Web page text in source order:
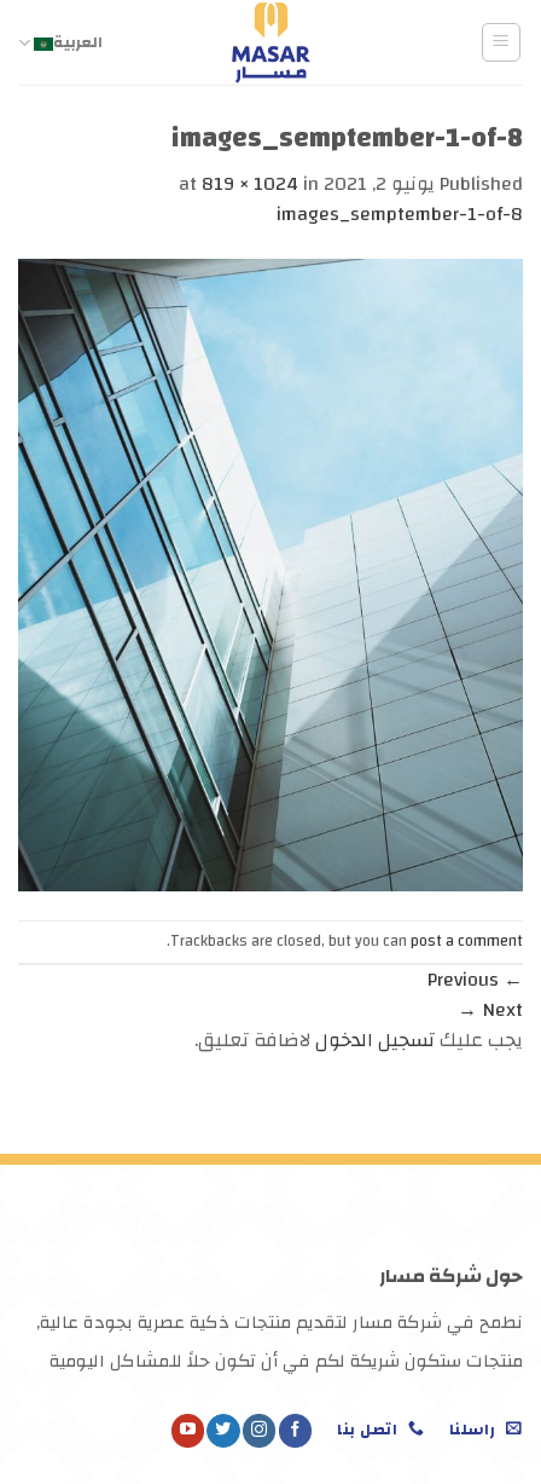
Skip
content
العربية
images_semptember-1-of-8
Published يونيو 2, 2021 819 × 1024 in
images_semptember-1-of-8
Trackbacks are closed, but you canpost a comment
.
←
Next
→
يجب عليكتسجيل الدخوللاضافة تعليق.
حول شركة مسار
نطمح في شركة مسار لتقديم منتجات ذكية عصرية بجودة عالية,
منتجات ستكون شريكة لكم في أن تكون حلاً للمشاكل اليومية
راسلنا اتصل بنا